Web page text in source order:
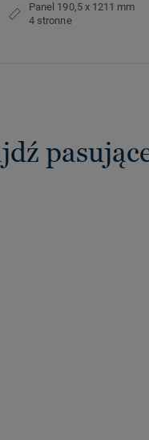
Panel 190,5 x 1211 mm
4 stronne